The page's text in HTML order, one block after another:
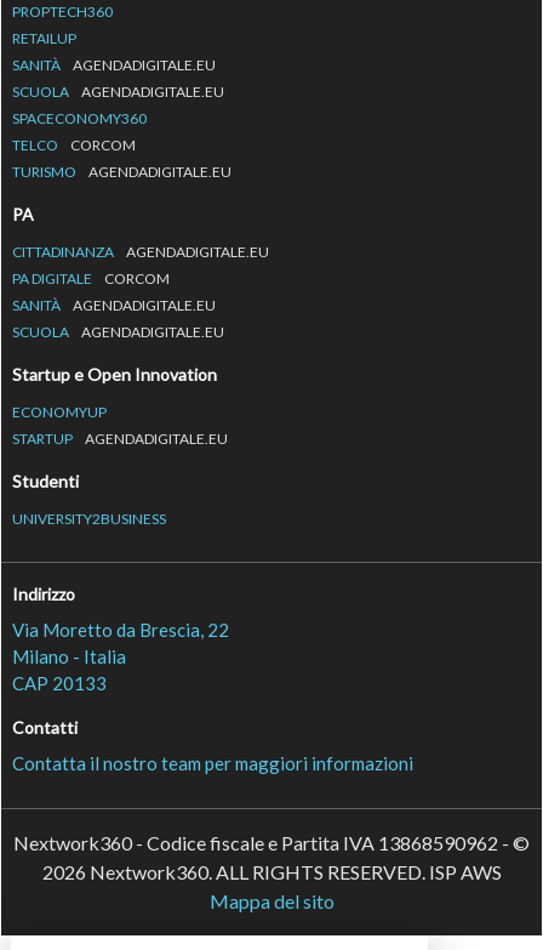
PROPTECH360
RETAILUP
SANITÀ
AGENDADIGITALE.EU
SCUOLA
AGENDADIGITALE.EU
SPACECONOMY360
TELCO
CORCOM
TURISMO
AGENDADIGITALE.EU
PA
CITTADINANZA
AGENDADIGITALE.EU
PA DIGITALE
CORCOM
SANITÀ
AGENDADIGITALE.EU
SCUOLA
AGENDADIGITALE.EU
Startup e Open Innovation
ECONOMYUP
STARTUP
AGENDADIGITALE.EU
Studenti
UNIVERSITY2BUSINESS
Indirizzo
Via Moretto da Brescia, 22
Milano - Italia
CAP 20133
Contatti
Contatta il nostro team per maggiori informazioni
Nextwork360 - Codice fiscale e Partita IVA 13868590962 - ©
2026 Nextwork360. ALL RIGHTS RESERVED. ISP AWS
Mappa del sito